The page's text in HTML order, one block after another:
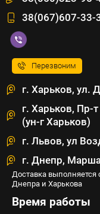
38(067)607-33-
Перезвоним
г. Харьков, ул.
г. Харьков, Пр-
(ун-г Харьков)
г. Львов, ул
г. Днепр,
Доставка выполняется
Днепра и Харькова
Время работы